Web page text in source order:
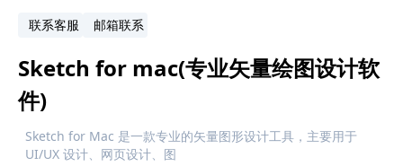
联系客服 邮箱联系
Sketch for mac(专业矢量绘图设计软
件)
Sketch for Mac 是一款专业的矢量图形设计工具，主要用于
UI/UX 设计、网页设计、图